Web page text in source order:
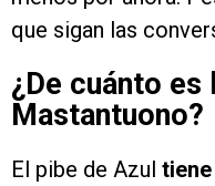
que sigan las
¿De cuánto es
Mastantuono?
El pibe de Azul